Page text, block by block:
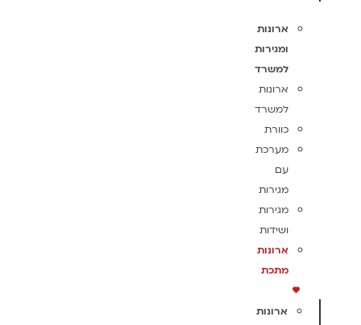
ארונות
ומגירות
למשרד
ארונות
למשרד
כוורת
מערכת
עם
מגירות
מגירות
ושידות
ארונות
מתכת
ארונות